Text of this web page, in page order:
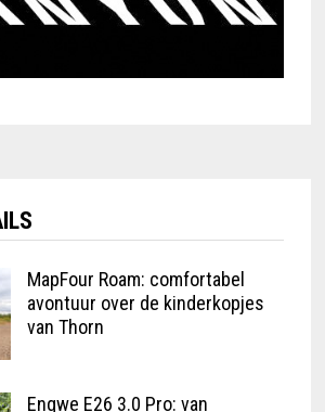
MapFour Roam: comfortabel
avontuur over de kinderkopjes
van Thorn
Engwe E26 3.0 Pro: van